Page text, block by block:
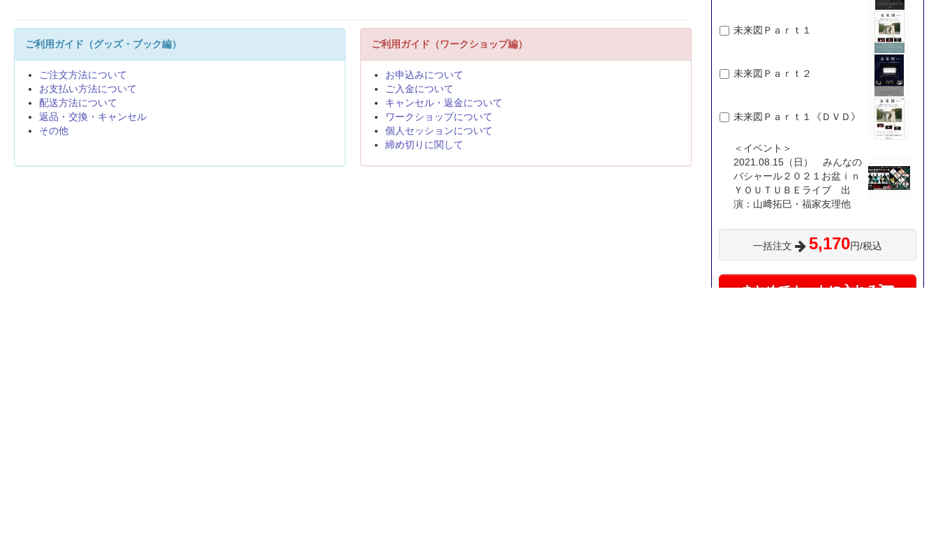
ご利用ガイド（グッズ・ブック編）
ご注文方法について
お支払い方法について
配送方法について
返品・交換・キャンセル
その他
ご利用ガイド（ワークショップ編）
お申込みについて
ご入金について
キャンセル・返金について
ワークショップについて
個人セッションについて
締め切りに関して
未来図Ｐａｒｔ１
未来図Ｐａｒｔ２
未来図Ｐａｒｔ１《ＤＶＤ》
＜イベント＞
2021.08.15（日） みんなの
バシャール２０２１お盆ｉｎ
ＹＯＵＴＵＢＥライブ 出
演：山﨑拓巳・福家友理他
一括注文 5,170円/税込
まとめてカートに入れる